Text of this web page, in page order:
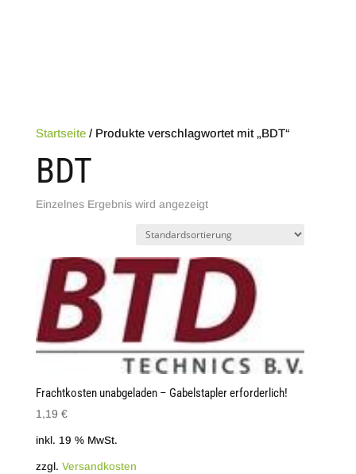
Startseite/ Produkte verschlagwortet mit „BDT“
BDT
Einzelnes Ergebnis wird angezeigt
Frachtkosten unabgeladen – Gabelstapler erforderlich!
1,19 €
inkl. 19 % MwSt.
zzgl. Versandkosten